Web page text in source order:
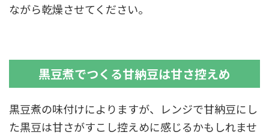
ながら乾燥させてください。
黒豆煮でつくる甘納豆は甘さ控えめ
黒豆煮の味付けによりますが、レンジで甘納豆にし
た黒豆は甘さがすこし控えめに感じるかもしれませ